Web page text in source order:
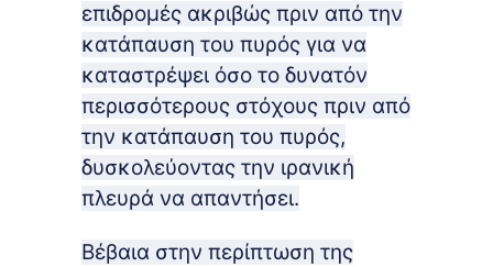
επιδρομές ακριβώς πριν από την
κατάπαυση του πυρός για να
καταστρέψει όσο το δυνατόν
περισσότερους στόχους πριν από
την κατάπαυση του πυρός,
δυσκολεύοντας την ιρανική
πλευρά να απαντήσει.
Βέβαια στην περίπτωση της